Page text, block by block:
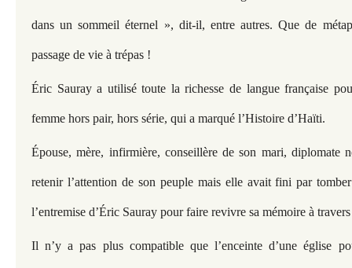
dans un sommeil éternel », dit-il, entre autres. Que de
passage de vie à trépas !
Éric Sauray a utilisé toute la richesse de langue française
femme hors pair, hors série, qui a marqué l’Histoire d’Haïti.
Épouse, mère, infirmière, conseillère de son mari, diplomate
retenir l’attention de son peuple mais elle avait fini par
l’entremise d’Éric Sauray pour faire revivre sa mémoire à
Il n’y a pas plus compatible que l’enceinte d’une église